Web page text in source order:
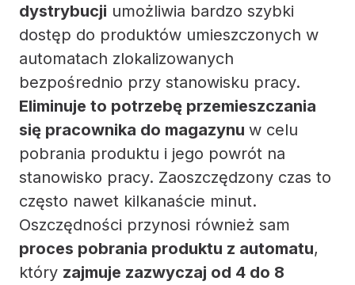
dystrybucji umożliwia bardzo szybki
dostęp do produktów umieszczonych w
automatach zlokalizowanych
bezpośrednio przy stanowisku pracy.
Eliminuje to potrzebę przemieszczania
się pracownika do magazynu w celu
pobrania produktu i jego powrót na
stanowisko pracy. Zaoszczędzony czas to
często nawet kilkanaście minut.
Oszczędności przynosi również sam
proces pobrania produktu z automatu,
który zajmuje zazwyczaj od 4 do 8